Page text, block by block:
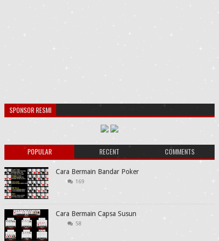
SPONSOR RESMI
POPULAR RECENT COMMENTS
Cara Bermain Bandar Poker
169
Cara Bermain Capsa Susun
58